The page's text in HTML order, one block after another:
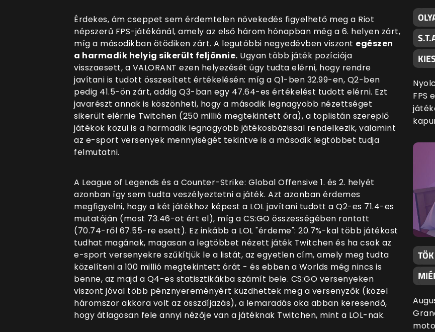
Érdekes, ám cseppet sem érdemtelen növekedés figyelhető meg a Riot
népszerű FPS-játékánál, amely az első három hónapban még a 6. helyen zárt,
míg a másodikban ötödiken zárt. A legutóbbi negyedévben viszont egészen
a harmadik helyig sikerült feljönnie. Ugyan több játék pozíciója
visszaesett, a VALORANT ezen helyezését úgy tudta elérni, hogy rendre
javítani is tudott összesített értékelésén: míg a Q1-ben 32.99-en, Q2-ben
pedig 41.5-ön zárt, addig Q3-ban egy 47.64-es értékelést tudott elérni. Ezt
javarészt annak is köszönheti, hogy a második legnagyobb nézettséget
sikerült elérnie Twitchen (250 millió megtekintett óra), a toplistán szereplő
játékok közül is a harmadik legnagyobb játékosbázissal rendelkezik, valamint
az e-sport versenyek mennyiségét tekintve is a második legtöbbet tudja
felmutatni.
A League of Legends és a Counter-Strike: Global Offensive 1. és 2. helyét
azonban így sem tudta veszélyeztetni a játék. Azt azonban érdemes
megfigyelni, hogy a két játékhoz képest a LOL javítani tudott a Q2-es 71.4-es
mutatóján (most 73.46-ot ért el), míg a CS:GO összességében rontott
(70.74-ről 67.55-re esett). Ez inkább a LOL "érdeme": 20.7%-kal több játékost
tudhat magának, magasan a legtöbbet nézett játék Twitchen és ha csak az
e-sport versenyekre szűkítjük le a listát, az egyetlen cím, amely meg tudta
közelíteni a 100 millió megtekintett órát - és ebben a Worlds még nincs is
benne, az majd a Q4-es statisztikákba számít bele. CS:GO versenyeken
viszont jóval több pénznyereményért küzdhettek meg a versenyzők (közel
háromszor akkora volt az összdíjazás), a lemaradás oka abban keresendő,
hogy átlagosan fele annyi nézője van a játéknak Twitchen, mint a LOL-nak.
FPS